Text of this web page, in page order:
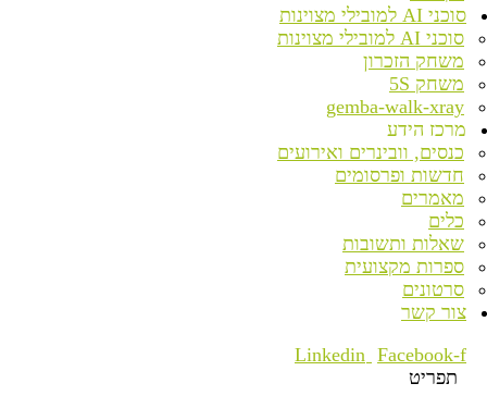
סוכני AI למובילי מצוינות
סוכני AI למובילי מצוינות
משחק הזכרון
משחק 5S
gemba-walk-xray
מרכז הידע
כנסים, וובינרים ואירועים
חדשות ופרסומים
מאמרים
כלים
שאלות ותשובות
ספרות מקצועית
סרטונים
צור קשר
Linkedin Facebook-f
תפריט